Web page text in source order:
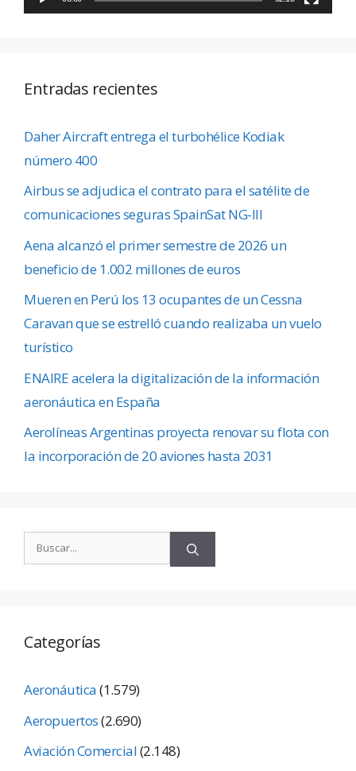
Entradas recientes
Daher Aircraft entrega el turbohélice Kodiak
número 400
Airbus se adjudica el contrato para el satélite de
comunicaciones seguras SpainSat NG-III
Aena alcanzó el primer semestre de 2026 un
beneficio de 1.002 millones de euros
Mueren en Perú los 13 ocupantes de un Cessna
Caravan que se estrelló cuando realizaba un vuelo
turístico
ENAIRE acelera la digitalización de la información
aeronáutica en España
Aerolíneas Argentinas proyecta renovar su flota con
la incorporación de 20 aviones hasta 2031
Categorías
Aeronáutica(1.579)
Aeropuertos(2.690)
Aviación Comercial(2.148)